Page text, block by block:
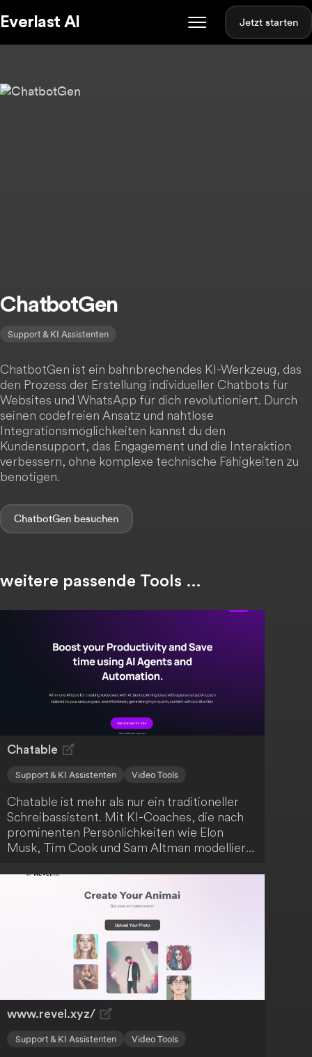
Everlast AI Jetzt starten
ChatbotGen
Support & KI Assistenten
ChatbotGen ist ein bahnbrechendes KI-Werkzeug, das
den Prozess der Erstellung individueller Chatbots für
Websites und WhatsApp für dich revolutioniert. Durch
seinen codefreien Ansatz und nahtlose
Integrationsmöglichkeiten kannst du den
Kundensupport, das Engagement und die Interaktion
verbessern, ohne komplexe technische Fähigkeiten zu
benötigen.
ChatbotGen
weitere passende Tools …
Chatable
Support & KI Assistenten Video Tools
Chatable ist mehr als nur ein traditioneller
Schreibassistent. Mit KI-Coaches, die nach
prominenten Persönlichkeiten wie Elon
Musk, Tim Cook und Sam Altman modelliert
dir maßgeschneiderte Beratung auf Basis
ihrer Lebenserfahrungen und Geschichten
anbieten. Darüber hinaus bietet Chatable
eine Reihe von Werkzeugen zur Förderung
deiner Kreativität, darunter über 50 KI-
Schreibvorlagen für verschiedene
Inhaltsarten, sowie einen
Dokumentenbereich, um deine Inhalte zu
organisieren.
www.revel.xyz/
Support & KI Assistenten Video Tools